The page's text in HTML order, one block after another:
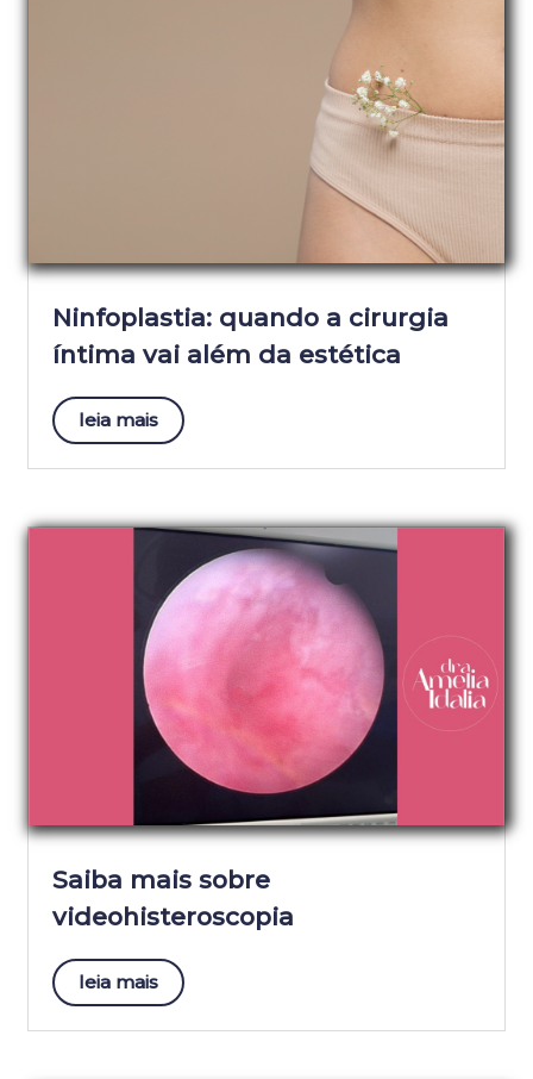
Ninfoplastia: quando a cirurgia
íntima vai além da estética
leia mais
Saiba mais sobre
videohisteroscopia
leia mais